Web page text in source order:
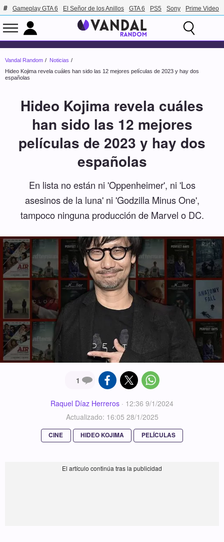
Gameplay GTA 6 El Señor de los Anillos GTA 6 PS5 Sony Prime Video
Vandal Random
Noticias
Hideo Kojima revela cuáles han sido las 12 mejores películas de 2023 y hay dos
españolas
Hideo Kojima revela cuáles
han sido las 12 mejores
películas de 2023 y hay dos
españolas
En lista no están ni 'Oppenheimer', ni 'Los
asesinos de la luna' ni 'Godzilla Minus One',
tampoco ninguna producción de Marvel o DC.
1
Raquel Díaz Herreros · 12:36 9/1/2024
Actualizado: 16:05 28/1/2025
CINE HIDEO KOJIMA PELÍCULAS